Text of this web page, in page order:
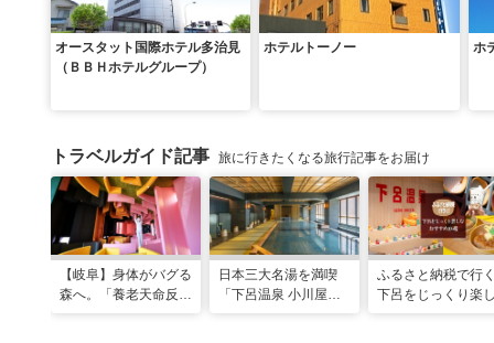
オースタット国際ホテル多治見
（ＢＢＨホテルグループ）
ホテルトーノー ホ
トラベルガイド記事 旅に行きたくなる旅行記事をお届け
【岐阜】身体がバグる
森へ。「養老天命反転
日本三大名湯を満喫
「下呂温泉 小川屋」
ふるさと納税で行
下呂をじっくり楽